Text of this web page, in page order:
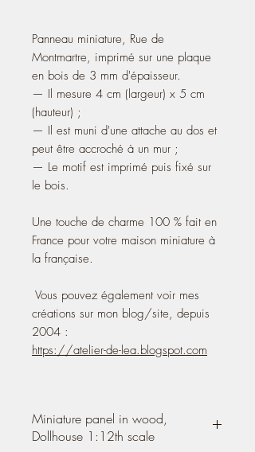
Panneau miniature, Rue de
Montmartre, imprimé sur une plaque
en bois de 3 mm d'épaisseur.
— Il mesure 4 cm (largeur) x 5 cm
(hauteur) ;
— Il est muni d'une attache au dos et
peut être accroché à un mur ;
— Le motif est imprimé puis fixé sur
le bois.
Une touche de charme 100 % fait en
France pour votre maison miniature à
la française.
Vous pouvez également voir mes
créations sur mon blog/site, depuis
2004 :
https://atelier-de-lea.blogspot.com
Miniature panel in wood,
Dollhouse 1:12th scale